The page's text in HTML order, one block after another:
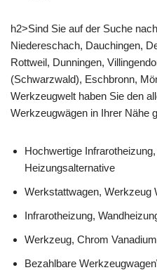
h2>Sind Sie auf der Suche
Niedereschach, Dauchingen,
Rottweil, Dunningen,
(Schwarzwald), Eschbronn,
Werkzeugwelt haben Sie den
Werkzeugwägen in Ihrer Nähe
Hochwertige
Heizungsalternative
Werkstattwagen, Werkzeug
Infrarotheizung,
Werkzeug, Chrom
Bezahlbare